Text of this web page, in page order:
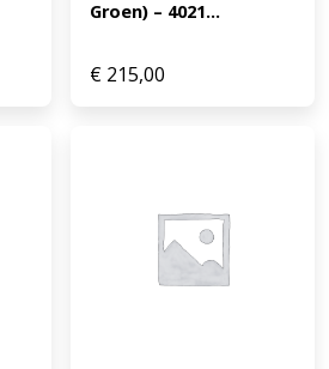
Groen) – 4021...
€ 215,00